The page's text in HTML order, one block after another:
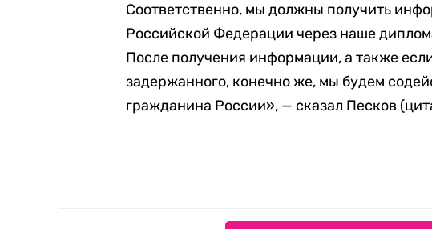
Соответственно, мы должны получить
Российской Федерации через наше
После получения информации, а также
задержанного, конечно же, мы будем
гражданина России», — сказал Песков